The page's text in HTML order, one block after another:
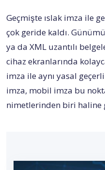
Geçmişte ıslak imza ile
çok geride kaldı.
ya da XML uzantılı
cihaz ekranlarında
imza ile aynı yasal
imza, mobil imza bu
nimetlerinden biri haline